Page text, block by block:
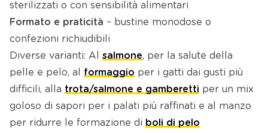
sterilizzati o con sensibilità alimentari
Formato e praticità – bustine monodose o
confezioni richiudibili
Diverse varianti: Al salmone, per la salute della
pelle e pelo, al formaggio per i gatti dai gusti più
difficili, alla trota/salmone e gamberetti per un mix
goloso di sapori per i palati più raffinati e al manzo
per ridurre le formazione di boli di pelo